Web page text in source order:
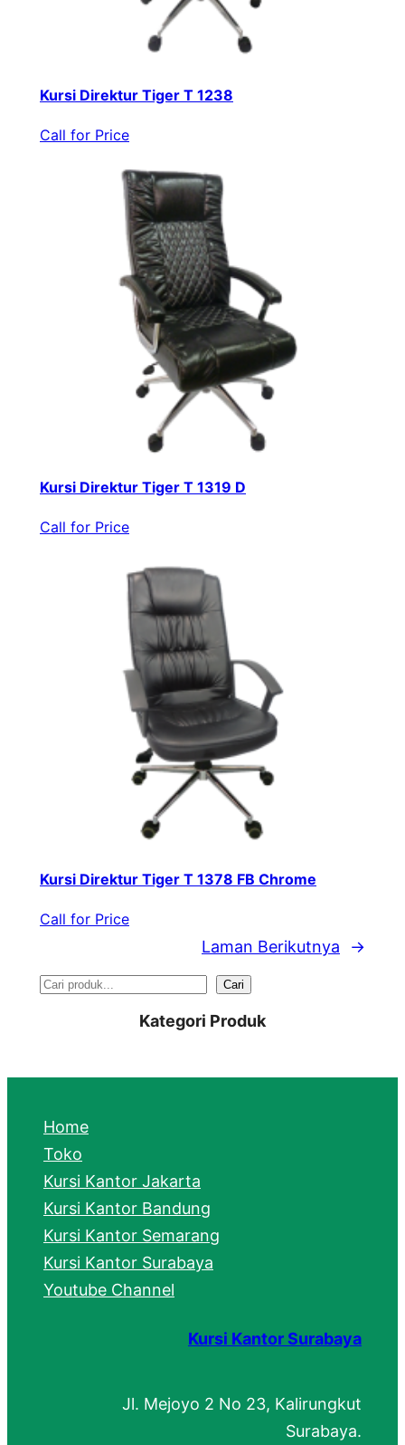
Kursi Direktur Tiger T 1238
Call for Price
Kursi Direktur Tiger T 1319 D
Call for Price
Kursi Direktur Tiger T 1378 FB Chrome
Call for Price
Laman Berikutnya →
S
r
h
Cari
Kategori Produk
Home
Toko
Kursi Kantor Jakarta
Kursi Kantor Bandung
Kursi Kantor Semarang
Kursi Kantor Surabaya
Youtube Channel
Kursi Kantor Surabaya
Jl. Mejoyo 2 No 23, Kalirungkut
Surabaya.